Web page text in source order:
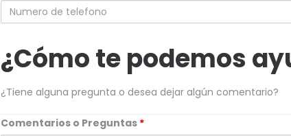
Numero
de
¿Cómo te podemos
¿Tiene alguna pregunta o desea dejar algún comentario?
Comentarios o Preguntas *